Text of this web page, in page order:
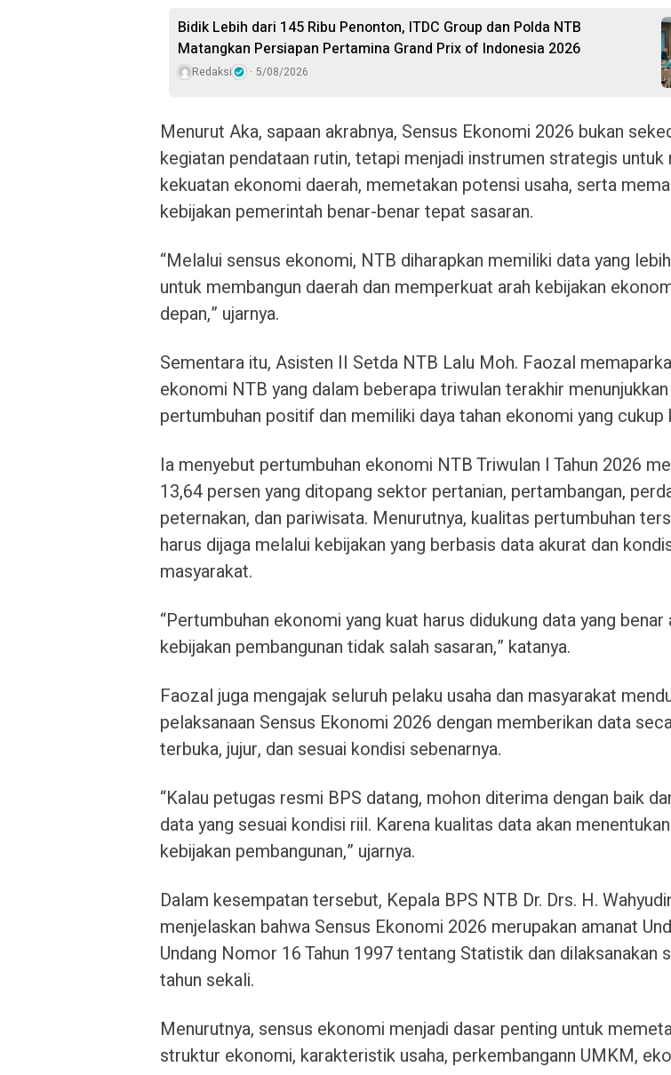
Bidik Lebih dari 145 Ribu Penonton, ITDC Group dan Polda NTB
Matangkan Persiapan Pertamina Grand Prix of Indonesia 2026
Redaksi 5/08/2026
Menurut Aka, sapaan akrabnya, Sensus Ekonomi 2026 bukan
kegiatan pendataan rutin, tetapi menjadi instrumen strategis
kekuatan ekonomi daerah, memetakan potensi usaha, serta
kebijakan pemerintah benar-benar tepat sasaran.
“Melalui sensus ekonomi, NTB diharapkan memiliki data yang
untuk membangun daerah dan memperkuat arah kebijakan
depan,” ujarnya.
Sementara itu, Asisten II Setda NTB Lalu Moh. Faozal
ekonomi NTB yang dalam beberapa triwulan terakhir
pertumbuhan positif dan memiliki daya tahan ekonomi yang cukup
Ia menyebut pertumbuhan ekonomi NTB Triwulan I Tahun 2026
13,64 persen yang ditopang sektor pertanian, pertambangan,
peternakan, dan pariwisata. Menurutnya, kualitas pertumbuhan
harus dijaga melalui kebijakan yang berbasis data akurat dan
masyarakat.
“Pertumbuhan ekonomi yang kuat harus didukung data yang benar
kebijakan pembangunan tidak salah sasaran,” katanya.
Faozal juga mengajak seluruh pelaku usaha dan masyarakat
pelaksanaan Sensus Ekonomi 2026 dengan memberikan data
terbuka, jujur, dan sesuai kondisi sebenarnya.
“Kalau petugas resmi BPS datang, mohon diterima dengan baik
data yang sesuai kondisi riil. Karena kualitas data akan
kebijakan pembangunan,” ujarnya.
Dalam kesempatan tersebut, Kepala BPS NTB Dr. Drs. H.
menjelaskan bahwa Sensus Ekonomi 2026 merupakan amanat
Undang Nomor 16 Tahun 1997 tentang Statistik dan dilaksanakan
tahun sekali.
Menurutnya, sensus ekonomi menjadi dasar penting untuk
struktur ekonomi, karakteristik usaha, perkembangann UMKM,